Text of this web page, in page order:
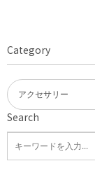
Search
Category